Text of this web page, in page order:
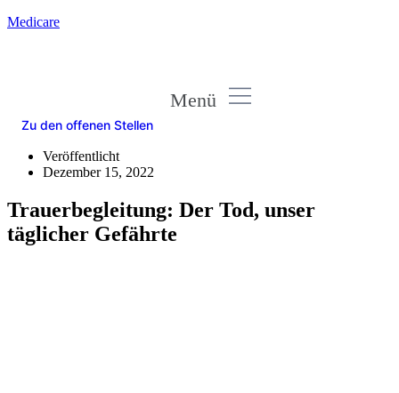
Medicare
Menü
Zu den offenen Stellen
Veröffentlicht
Dezember 15, 2022
Trauerbegleitung: Der Tod, unser
täglicher Gefährte